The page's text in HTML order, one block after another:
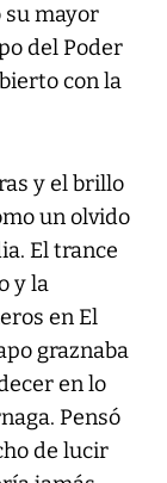
su mayor
del Poder
con la
y el brillo
un olvido
El trance
y la
en El
graznaba
en lo
Pensó
de lucir